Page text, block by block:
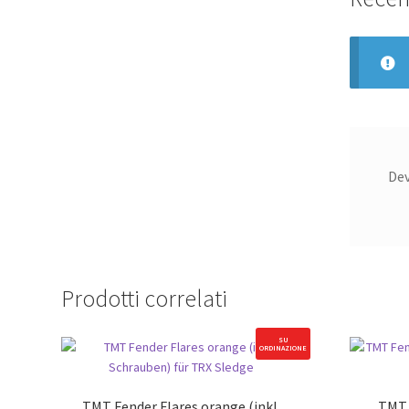
Prodotti correlati
SU
ORDINAZIONE